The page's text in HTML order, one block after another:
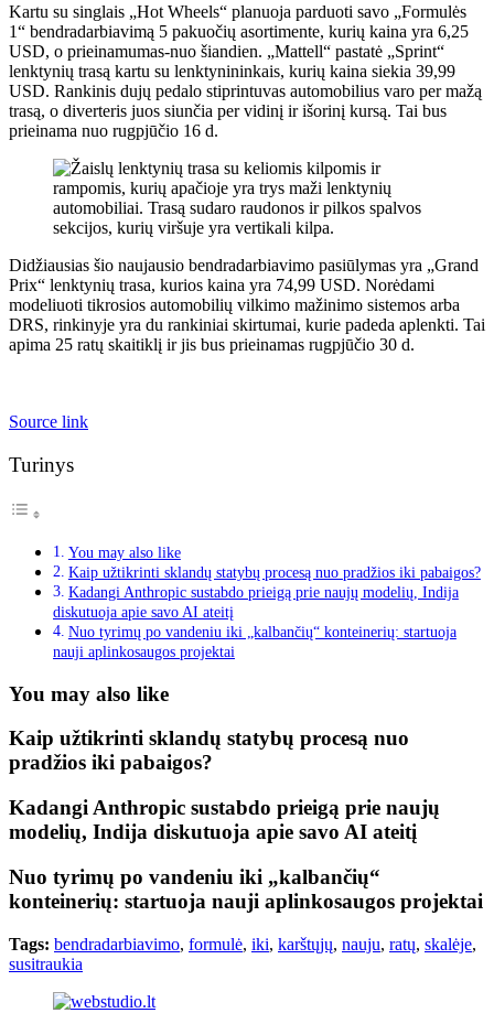
Kartu su singlais „Hot Wheels“ planuoja parduoti savo „Formulės
1“ bendradarbiavimą 5 pakuočių asortimente, kurių kaina yra 6,25
USD, o prieinamumas-nuo šiandien. „Mattell“ pastatė „Sprint“
lenktynių trasą kartu su lenktynininkais, kurių kaina siekia 39,99
USD. Rankinis dujų pedalo stiprintuvas automobilius varo per mažą
trasą, o diverteris juos siunčia per vidinį ir išorinį kursą. Tai bus
prieinama nuo rugpjūčio 16 d.
Didžiausias šio naujausio bendradarbiavimo pasiūlymas yra „Grand
Prix“ lenktynių trasa, kurios kaina yra 74,99 USD. Norėdami
modeliuoti tikrosios automobilių vilkimo mažinimo sistemos arba
DRS, rinkinyje yra du rankiniai skirtumai, kurie padeda aplenkti. Tai
apima 25 ratų skaitiklį ir jis bus prieinamas rugpjūčio 30 d.
Source link
Turinys
You may also like
Kaip užtikrinti sklandų statybų procesą nuo pradžios iki pabaigos?
Kadangi Anthropic sustabdo prieigą prie naujų modelių, Indija
diskutuoja apie savo AI ateitį
Nuo tyrimų po vandeniu iki „kalbančių“ konteinerių: startuoja
nauji aplinkosaugos projektai
You may also like
Kaip užtikrinti sklandų statybų procesą nuo
pradžios iki pabaigos?
Kadangi Anthropic sustabdo prieigą prie naujų
modelių, Indija diskutuoja apie savo AI ateitį
Nuo tyrimų po vandeniu iki „kalbančių“
konteinerių: startuoja nauji aplinkosaugos projektai
Tags: bendradarbiavimo, formulė, iki, karštųjų, nauju, ratų, skalėje,
susitraukia